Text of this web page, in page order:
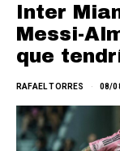
Inter
Messi-
que
RAFAEL TORRES 08/